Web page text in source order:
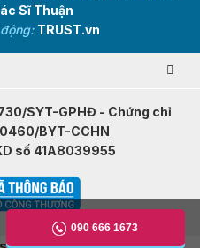
Sĩ Thuận
TRUST.vn
SYT-GPHĐ - Chứng chỉ
BYT-CCHN
số 41A8039955
090 666 1673